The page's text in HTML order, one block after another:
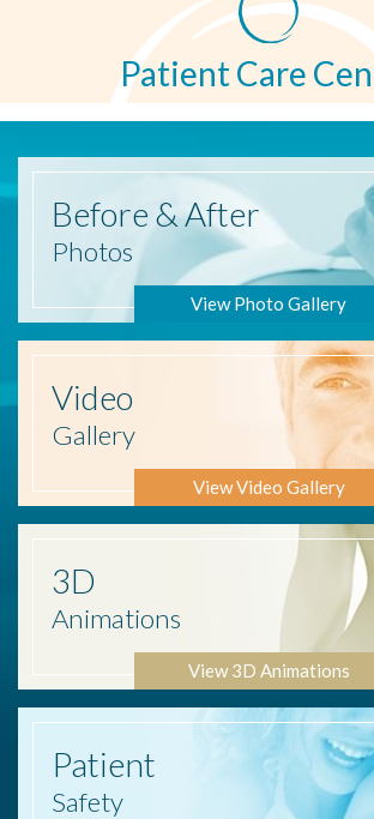
Patient Care
Before & After
Photos
View Photo Gallery
Video
Gallery
View Video Gallery
3D
Animations
View 3D Animations
Patient
Safety